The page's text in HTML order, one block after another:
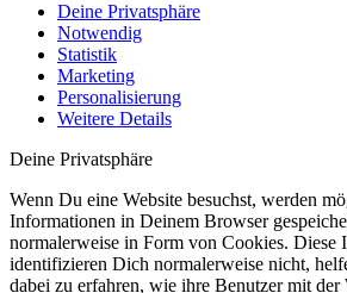
Deine Privatsphäre
Notwendig
Statistik
Marketing
Personalisierung
Weitere Details
Deine Privatsphäre
Wenn Du eine Website besuchst, werden
Informationen in Deinem Browser
normalerweise in Form von Cookies. Diese
identifizieren Dich normalerweise nicht,
dabei zu erfahren, wie ihre Benutzer mit der